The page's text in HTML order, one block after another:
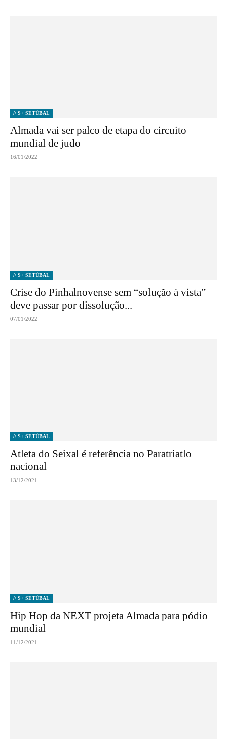
// S+ SETÚBAL
Almada vai ser palco de etapa do circuito
mundial de judo
16/01/2022
// S+ SETÚBAL
Crise do Pinhalnovense sem “solução à vista”
deve passar por dissolução...
07/01/2022
// S+ SETÚBAL
Atleta do Seixal é referência no Paratriatlo
nacional
13/12/2021
// S+ SETÚBAL
Hip Hop da NEXT projeta Almada para pódio
mundial
11/12/2021